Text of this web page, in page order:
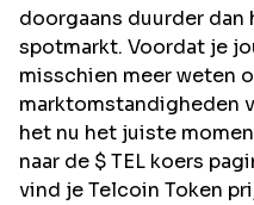
doorgaans duurder dan
spotmarkt. Voordat je
misschien meer weten
marktomstandigheden
het nu het juiste
naar de $ TEL koers
vind je Telcoin Token